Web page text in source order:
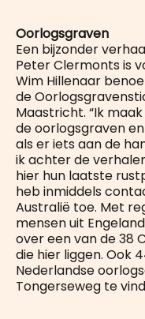
Oorlogsgraven
Een bijzonder
Peter Clermonts is
Wim Hillenaar
de
Maastricht. “Ik
de oorlogsgraven
als er iets aan de
ik achter de
hier hun laatste
heb inmiddels
Australië toe. Met
mensen uit
over een van de 38
die hier liggen. Ook
Nederlandse
Tongerseweg te